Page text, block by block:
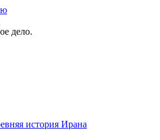
дело.
история Ирана